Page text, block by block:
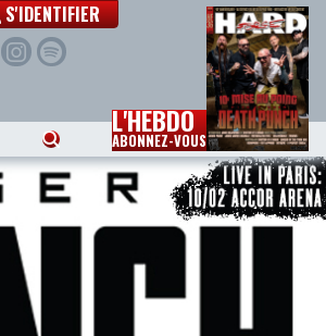
S'IDENTIFIER
L'HEBDO
ABONNEZ-VOUS